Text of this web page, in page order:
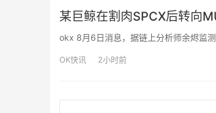
某巨鲸在割肉SPCX后转向
okx 8月6日消息，据链上分析师余烬监
OK快讯 2小时前